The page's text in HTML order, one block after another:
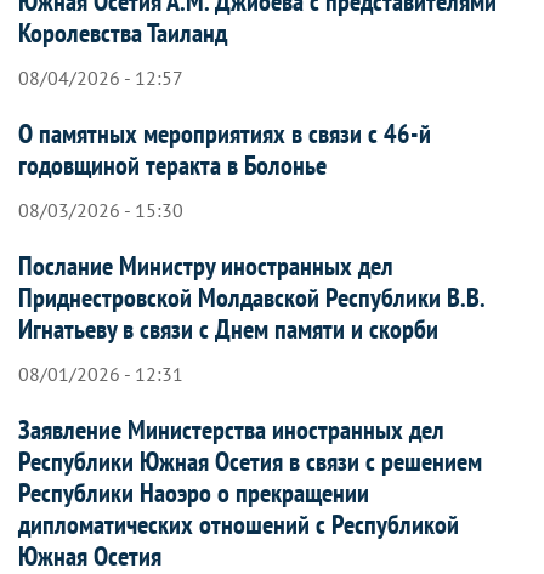
Королевства Таиланд
08/04/2026 - 12:57
О памятных мероприятиях в связи с 46-й
годовщиной теракта в Болонье
08/03/2026 - 15:30
Послание Министру иностранных дел
Приднестровской Молдавской Республики В.В.
Игнатьеву в связи с Днем памяти и скорби
08/01/2026 - 12:31
Заявление Министерства иностранных дел
Республики Южная Осетия в связи с решением
Республики Наоэро о прекращении
дипломатических отношений с Республикой
Южная Осетия